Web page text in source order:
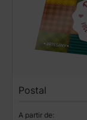
Postal
A partir de: